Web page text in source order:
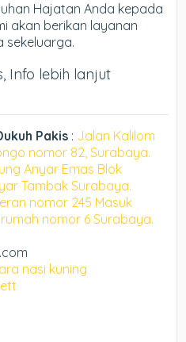
Hajatan Anda kepada
akan berikan layanan
sekeluarga.
Info lebih lanjut
Pakis : Jalan Kalilom
nomor 82, Surabaya.
Anyar Emas Blok
Tambak Surabaya.
nomor 245 Masuk
nomor 6 Surabaya.
nasi kuning